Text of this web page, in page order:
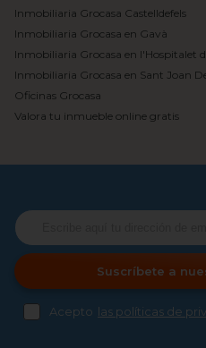
Inmobiliaria Grocasa Castelldefels
Inmobiliaria Grocasa en Gavà
Inmobiliaria Grocasa en l'Hospitalet
Inmobiliaria Grocasa en Sant Joan
Oficinas Grocasa
Valora tu inmueble online gratis
Suscríbete a
Acepto las políticas de